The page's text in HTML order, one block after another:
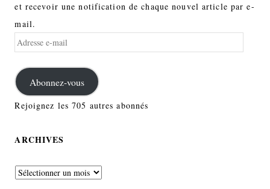
et recevoir une notification de chaque nouvel article par e-
mail.
Adresse
mail
Abonnez-vous
Rejoignez les 705 autres abonnés
ARCHIVES
Archives